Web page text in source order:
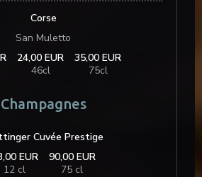
Corse
San Muletto
24,00 EUR
46cl
35,00 EUR
75cl
Champagnes
Cuvée Prestige
EUR
12 cl
90,00 EUR
75 cl